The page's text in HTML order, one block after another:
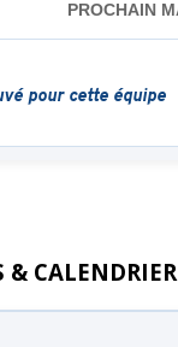
& CALENDRIER